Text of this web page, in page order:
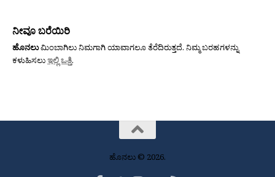
ನೀವೂ ಬರೆಯಿರಿ
ಹೊನಲುಮಿಂಬಾಗಿಲು ನಿಮಗಾಗಿ ಯಾವಾಗಲೂ ತೆರೆದಿರುತ್ತದೆ. ನಿಮ್ಮ ಬರಹಗಳನ್ನು
ಕಳುಹಿಸಲುಇಲ್ಲಿ ಒತ್ತಿ.
ಹೊನಲು © 2026.